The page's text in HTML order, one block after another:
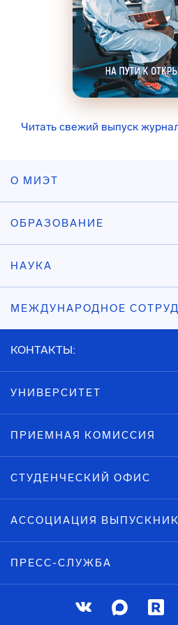
Читать свежий выпуск
О МИЭТ
ОБРАЗОВАНИЕ
НАУКА
МЕЖДУНАРОДНОЕ
КОНТАКТЫ:
УНИВЕРСИТЕТ
ПРИЕМНАЯ КОМИССИЯ
СТУДЕНЧЕСКИЙ ОФИС
АССОЦИАЦИЯ
ПРЕСС-СЛУЖБА